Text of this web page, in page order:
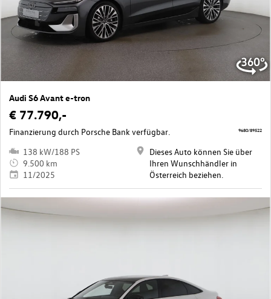
Audi S6 Avant e-tron
€ 77.790,-
Finanzierung durch Porsche Bank verfügbar.
138 kW/188 PS
9.500 km
11/2025
Dieses Auto können Sie über
Ihren Wunschhändler in
Österreich beziehen.
9680/89522